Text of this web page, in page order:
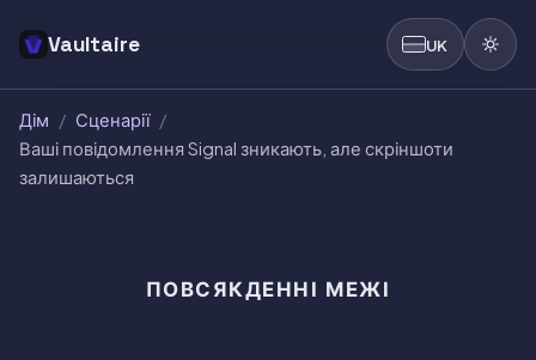
Vaultaire UK
Дім / Сценарії /
Ваші повідомлення Signal зникають, але скріншоти
залишаються
ПОВСЯКДЕННІ МЕЖІ